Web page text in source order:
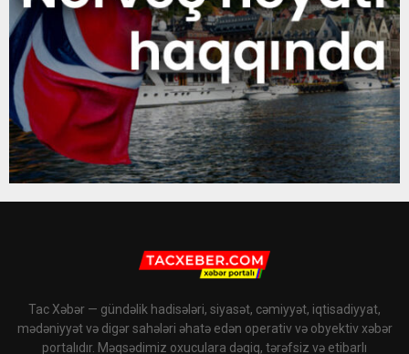
Tac Xəbər — gündəlik hadisələri, siyasət, cəmiyyət, iqtisadiyyat,
mədəniyyət və digər sahələri əhatə edən operativ və obyektiv xəbər
portalıdır. Məqsədimiz oxuculara dəqiq, tərəfsiz və etibarlı